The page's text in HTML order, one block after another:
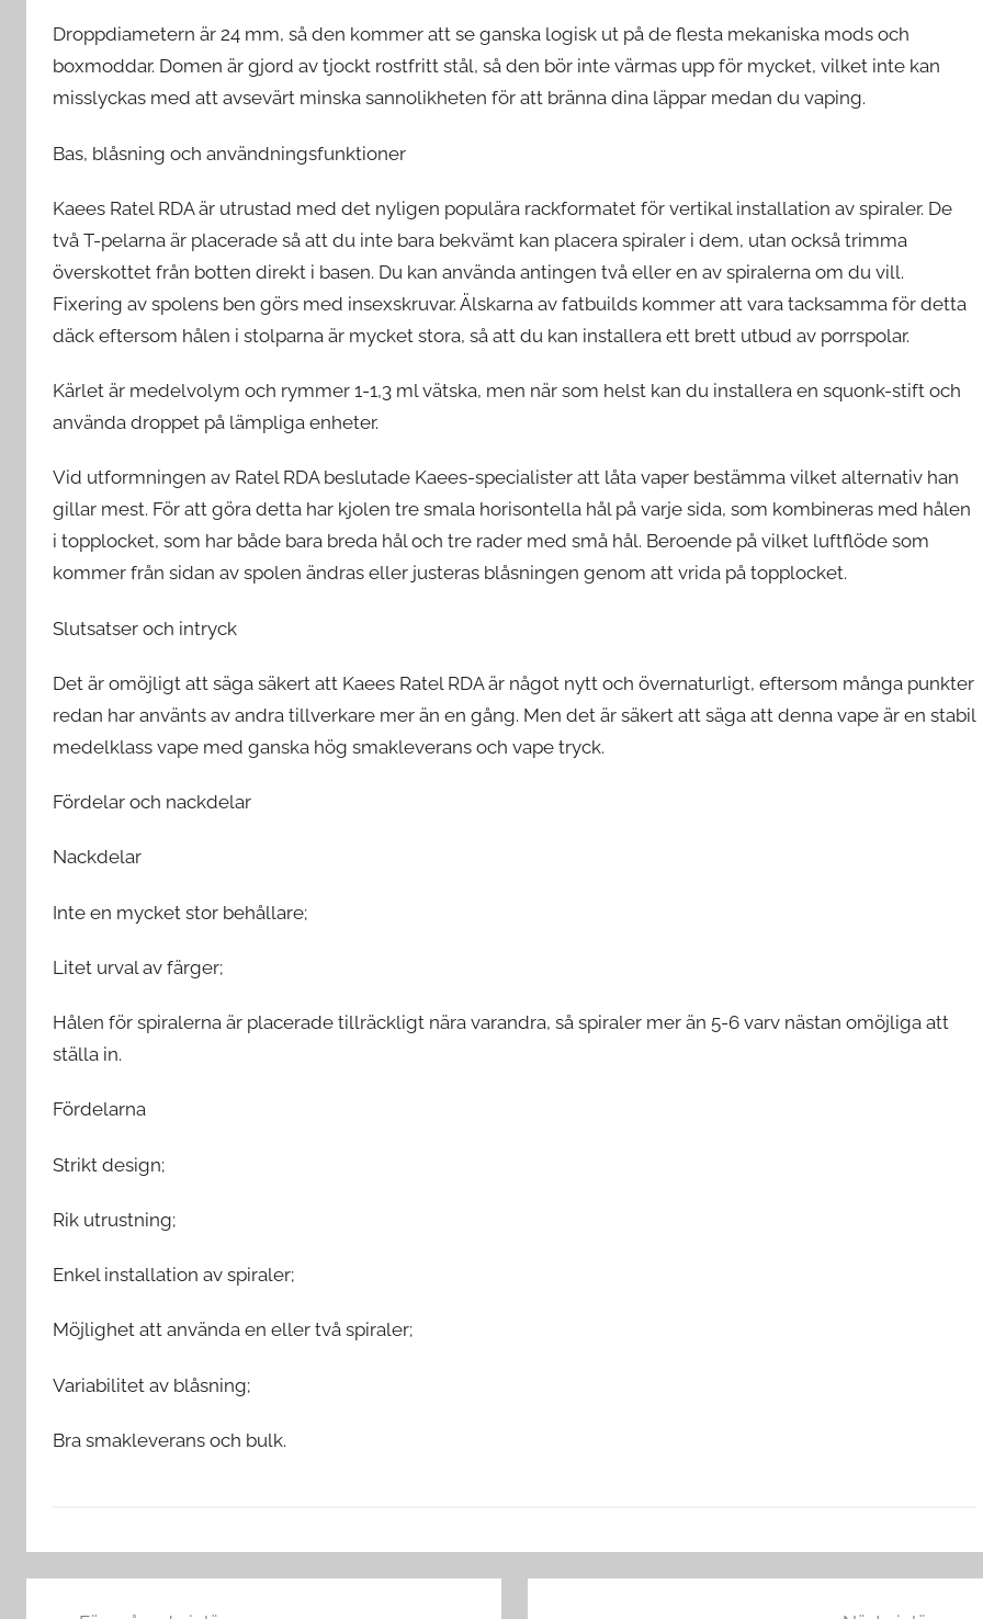
Droppdiametern är 24 mm, så den kommer att se ganska logisk ut på de flesta mekaniska mods och
boxmoddar. Domen är gjord av tjockt rostfritt stål, så den bör inte värmas upp för mycket, vilket inte kan
misslyckas med att avsevärt minska sannolikheten för att bränna dina läppar medan du vaping.
Bas, blåsning och användningsfunktioner
Kaees Ratel RDA är utrustad med det nyligen populära rackformatet för vertikal installation av spiraler. De
två T-pelarna är placerade så att du inte bara bekvämt kan placera spiraler i dem, utan också trimma
överskottet från botten direkt i basen. Du kan använda antingen två eller en av spiralerna om du vill.
Fixering av spolens ben görs med insexskruvar. Älskarna av fatbuilds kommer att vara tacksamma för detta
däck eftersom hålen i stolparna är mycket stora, så att du kan installera ett brett utbud av porrspolar.
Kärlet är medelvolym och rymmer 1-1,3 ml vätska, men när som helst kan du installera en squonk-stift och
använda droppet på lämpliga enheter.
Vid utformningen av Ratel RDA beslutade Kaees-specialister att låta vaper bestämma vilket alternativ han
gillar mest. För att göra detta har kjolen tre smala horisontella hål på varje sida, som kombineras med hålen
i topplocket, som har både bara breda hål och tre rader med små hål. Beroende på vilket luftflöde som
kommer från sidan av spolen ändras eller justeras blåsningen genom att vrida på topplocket.
Slutsatser och intryck
Det är omöjligt att säga säkert att Kaees Ratel RDA är något nytt och övernaturligt, eftersom många punkter
redan har använts av andra tillverkare mer än en gång. Men det är säkert att säga att denna vape är en stabil
medelklass vape med ganska hög smakleverans och vape tryck.
Fördelar och nackdelar
Nackdelar
Inte en mycket stor behållare;
Litet urval av färger;
Hålen för spiralerna är placerade tillräckligt nära varandra, så spiraler mer än 5-6 varv nästan omöjliga att
ställa in.
Fördelarna
Strikt design;
Rik utrustning;
Enkel installation av spiraler;
Möjlighet att använda en eller två spiraler;
Variabilitet av blåsning;
Bra smakleverans och bulk.